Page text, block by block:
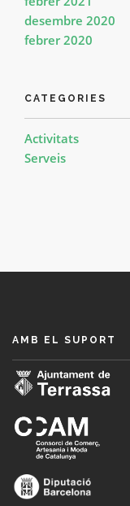
desembre 2020
febrer 2020
CATEGORIES
Activitats
Serveis
AMB EL SUPORT